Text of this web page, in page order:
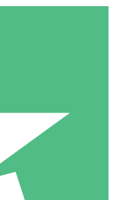
Geen maandelijkse